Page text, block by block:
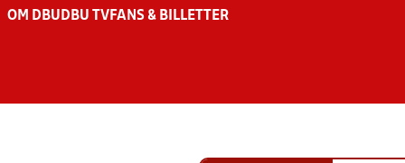
OM DBU DBU TV FANS & BILLETTER